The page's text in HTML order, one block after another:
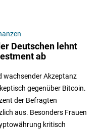
Deutschen lehnt
ab
wachsender Akzeptanz
gegenüber Bitcoin.
der Befragten
aus. Besonders Frauen
kritisch